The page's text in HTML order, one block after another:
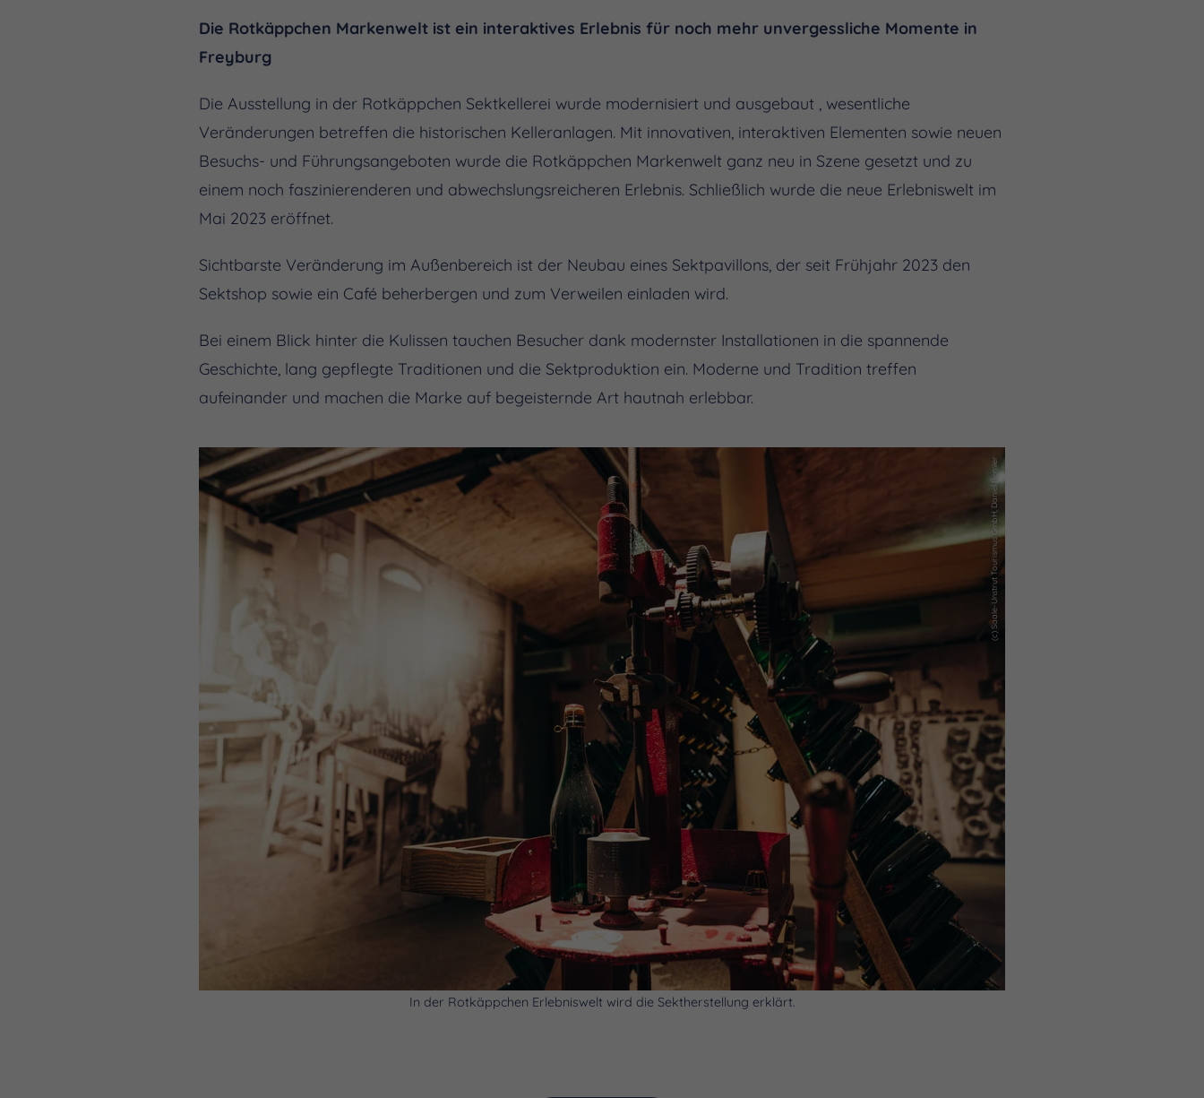
Die Rotkäppchen Markenwelt ist ein interaktives Erlebnis für noch mehr unvergessliche Momente in
Freyburg
Die Ausstellung in der Rotkäppchen Sektkellerei wurde modernisiert und ausgebaut , wesentliche
Veränderungen betreffen die historischen Kelleranlagen. Mit innovativen, interaktiven Elementen sowie neuen
Besuchs- und Führungsangeboten wurde die Rotkäppchen Markenwelt ganz neu in Szene gesetzt und zu
einem noch faszinierenderen und abwechslungsreicheren Erlebnis. Schließlich wurde die neue Erlebniswelt im
Mai 2023 eröffnet.
Sichtbarste Veränderung im Außenbereich ist der Neubau eines Sektpavillons, der seit Frühjahr 2023 den
Sektshop sowie ein Café beherbergen und zum Verweilen einladen wird.
Bei einem Blick hinter die Kulissen tauchen Besucher dank modernster Installationen in die spannende
Geschichte, lang gepflegte Traditionen und die Sektproduktion ein. Moderne und Tradition treffen
aufeinander und machen die Marke auf begeisternde Art hautnah erlebbar.
(c) Saale-Unstrut Tourismus GmbH, Daniel Remler
In der Rotkäppchen Erlebniswelt wird die Sektherstellung erklärt.